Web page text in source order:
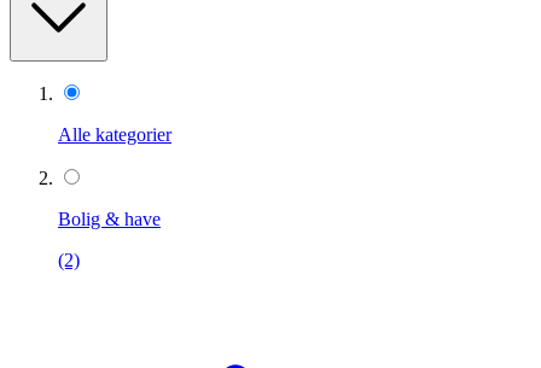
Alle kategorier
Bolig & have
(2)